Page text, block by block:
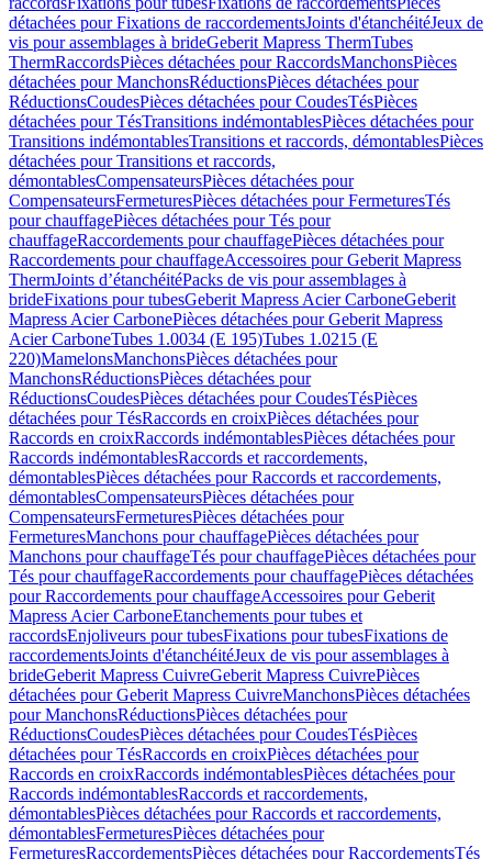
détachées pour Fixations de raccordementsJoints d'étanchéitéJeux de
vis pour assemblages à brideGeberit Mapress ThermTubes
ThermRaccordsPièces détachées pour RaccordsManchonsPièces
détachées pour ManchonsRéductionsPièces détachées pour
RéductionsCoudesPièces détachées pour CoudesTésPièces
détachées pour TésTransitions indémontablesPièces détachées pour
Transitions indémontablesTransitions et raccords, démontablesPièces
détachées pour Transitions et raccords,
démontablesCompensateursPièces détachées pour
CompensateursFermeturesPièces détachées pour FermeturesTés
pour chauffagePièces détachées pour Tés pour
chauffageRaccordements pour chauffagePièces détachées pour
Raccordements pour chauffageAccessoires pour Geberit Mapress
ThermJoints d’étanchéitéPacks de vis pour assemblages à
brideFixations pour tubesGeberit Mapress Acier CarboneGeberit
Mapress Acier CarbonePièces détachées pour Geberit Mapress
Acier CarboneTubes 1.0034 (E 195)Tubes 1.0215 (E
220)MamelonsManchonsPièces détachées pour
ManchonsRéductionsPièces détachées pour
RéductionsCoudesPièces détachées pour CoudesTésPièces
détachées pour TésRaccords en croixPièces détachées pour
Raccords en croixRaccords indémontablesPièces détachées pour
Raccords indémontablesRaccords et raccordements,
démontablesPièces détachées pour Raccords et raccordements,
démontablesCompensateursPièces détachées pour
CompensateursFermeturesPièces détachées pour
FermeturesManchons pour chauffagePièces détachées pour
Manchons pour chauffageTés pour chauffagePièces détachées pour
Tés pour chauffageRaccordements pour chauffagePièces détachées
pour Raccordements pour chauffageAccessoires pour Geberit
Mapress Acier CarboneEtanchements pour tubes et
raccordsEnjoliveurs pour tubesFixations pour tubesFixations de
raccordementsJoints d'étanchéitéJeux de vis pour assemblages à
brideGeberit Mapress CuivreGeberit Mapress CuivrePièces
détachées pour Geberit Mapress CuivreManchonsPièces détachées
pour ManchonsRéductionsPièces détachées pour
RéductionsCoudesPièces détachées pour CoudesTésPièces
détachées pour TésRaccords en croixPièces détachées pour
Raccords en croixRaccords indémontablesPièces détachées pour
Raccords indémontablesRaccords et raccordements,
démontablesPièces détachées pour Raccords et raccordements,
démontablesFermeturesPièces détachées pour
FermeturesRaccordementsPièces détachées pour RaccordementsTés